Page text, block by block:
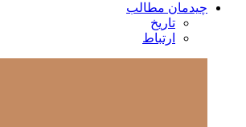
چیدمان مطالب
تاریخ
ارتباط